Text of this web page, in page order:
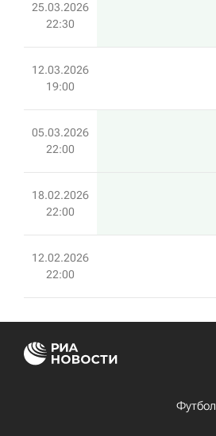
25.03.2026
22:30
12.03.2026
19:00
05.03.2026
22:00
18.02.2026
22:00
12.02.2026
22:00
Футбол